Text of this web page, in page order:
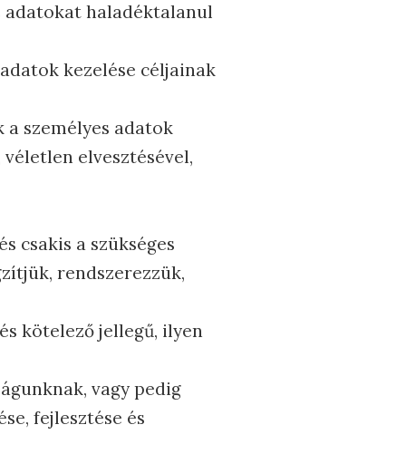
adatokat haladéktalanul
kezelése céljainak
személyes adatok
elvesztésével,
csakis a szükséges
rendszerezzük,
kötelező jellegű, ilyen
vagy pedig
fejlesztése és